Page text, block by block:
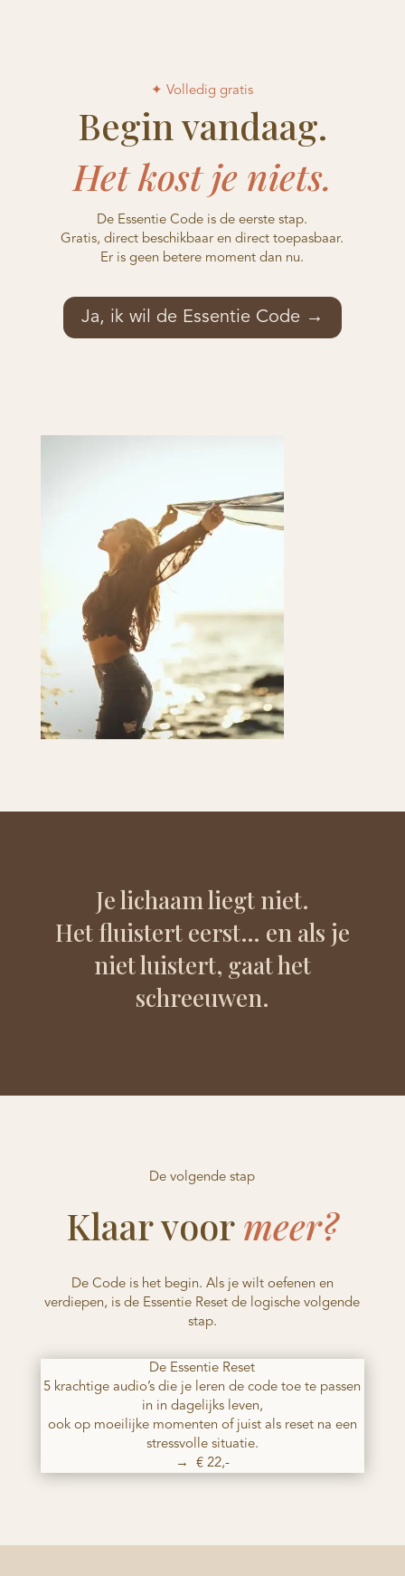
✦ Volledig gratis
Begin vandaag.
Het kost je niets.
De Essentie Code is de eerste stap.
Gratis, direct beschikbaar en direct toepasbaar.
Er is geen betere moment dan nu.
Ja, ik wil de Essentie Code →
Je lichaam liegt niet.
Het fluistert eerst… en als je
niet luistert, gaat het
schreeuwen.
De volgende stap
Klaar voormeer?
De Code is het begin. Als je wilt oefenen en
verdiepen, is de Essentie Reset de logische volgende
stap.
De Essentie Reset
5 krachtige audio’s die je leren de code toe te passen
in in dagelijks leven,
ook op moeilijke momenten of juist als reset na een
stressvolle situatie.
→ € 22,-